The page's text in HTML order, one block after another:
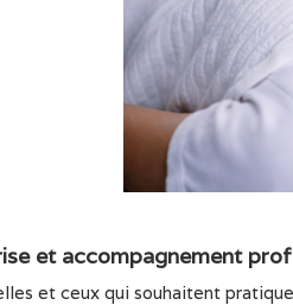
et accompagnement
et ceux qui souhaitent